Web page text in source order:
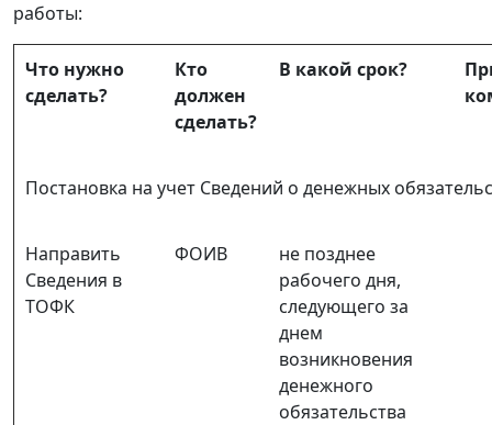
работы:
Что нужно
сделать?
Кто
должен
сделать?
В какой срок?
Постановка на учет Сведений о денежных
Направить
Сведения в
ТОФК
ФОИВ
не позднее
рабочего дня,
следующего за
днем
возникновения
денежного
обязательства